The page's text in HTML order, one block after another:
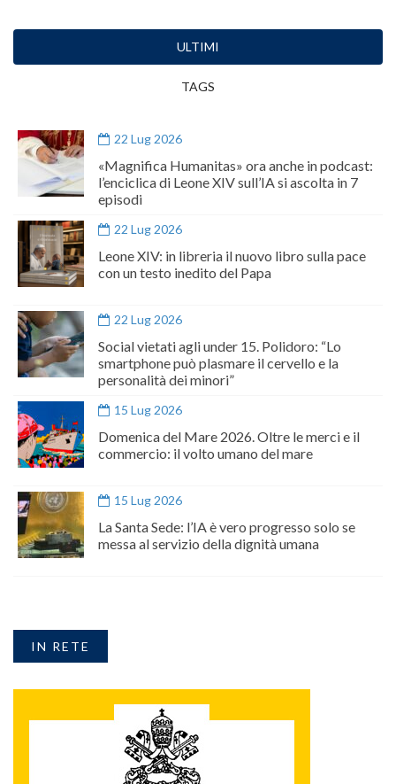
ULTIMI
TAGS
22 Lug 2026
«Magnifica Humanitas» ora anche in podcast:
l’enciclica di Leone XIV sull’IA si ascolta in 7
episodi
22 Lug 2026
Leone XIV: in libreria il nuovo libro sulla pace
con un testo inedito del Papa
22 Lug 2026
Social vietati agli under 15. Polidoro: “Lo
smartphone può plasmare il cervello e la
personalità dei minori”
15 Lug 2026
Domenica del Mare 2026. Oltre le merci e il
commercio: il volto umano del mare
15 Lug 2026
La Santa Sede: l’IA è vero progresso solo se
messa al servizio della dignità umana
IN RETE